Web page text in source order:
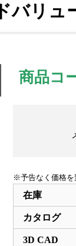
リュ
商品コ
※予告なく価格を
在庫
カタログ
3D CAD